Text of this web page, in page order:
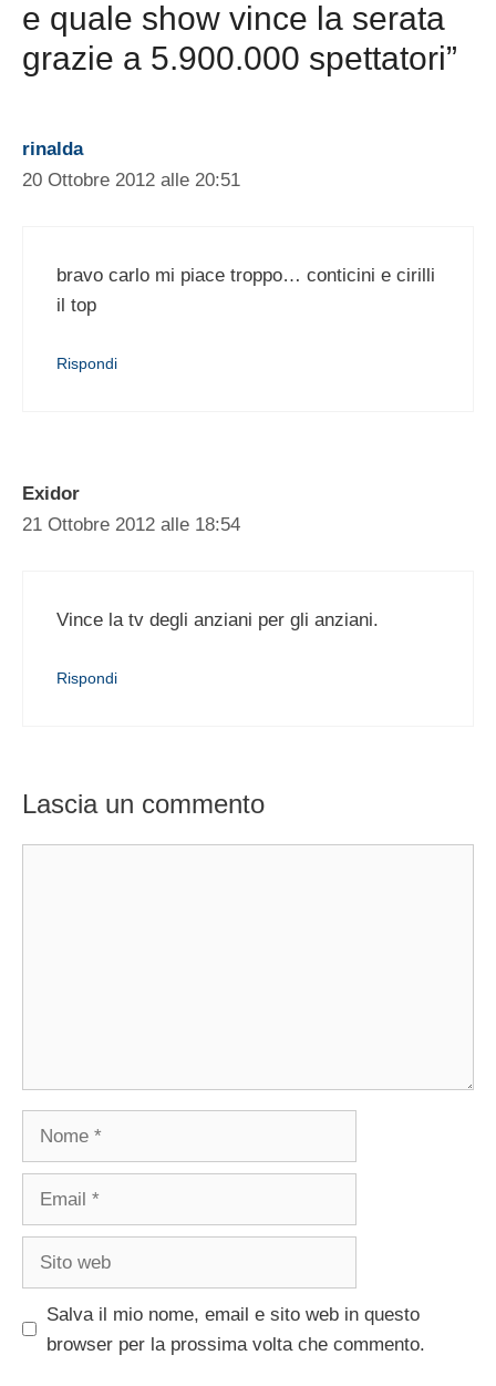
e quale show vince la serata
grazie a 5.900.000 spettatori”
rinalda
20 Ottobre 2012 alle 20:51
bravo carlo mi piace troppo… conticini e cirilli
il top
Rispondi
Exidor
21 Ottobre 2012 alle 18:54
Vince la tv degli anziani per gli anziani.
Rispondi
Lascia un commento
Nome
Email
Sito
Salva il mio nome, email e sito web in questo
browser per la prossima volta che commento.